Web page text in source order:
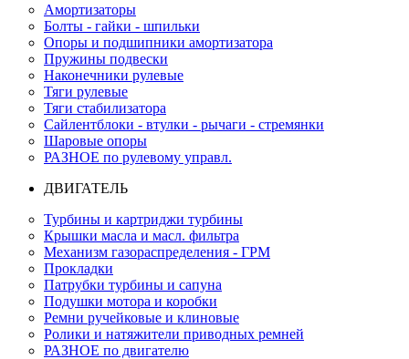
Амортизаторы
Болты - гайки - шпильки
Опоры и подшипники амортизатора
Пружины подвески
Наконечники рулевые
Тяги рулевые
Тяги стабилизатора
Сайлентблоки - втулки - рычаги - стремянки
Шаровые опоры
РАЗНОЕ по рулевому управл.
ДВИГАТЕЛЬ
Турбины и картриджи турбины
Крышки масла и масл. фильтра
Механизм газораспределения - ГРМ
Прокладки
Патрубки турбины и сапуна
Подушки мотора и коробки
Ремни ручейковые и клиновые
Ролики и натяжители приводных ремней
РАЗНОЕ по двигателю